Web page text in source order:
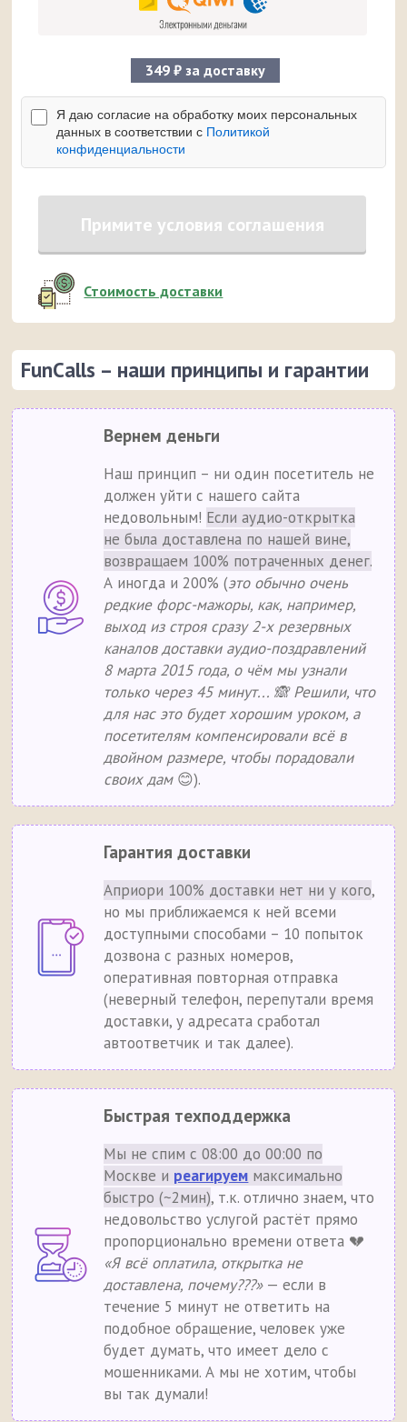
349 ₽ за доставку
Я даю согласие на обработку моих персональных
данных в соответствии с Политикой
конфиденциальности
Примите условия соглашения
Стоимость доставки
FunCalls – наши принципы и гарантии
Вернем деньги
Наш принцип – ни один посетитель не
должен уйти с нашего сайта
недовольным! Если аудио-открытка
не была доставлена по нашей вине,
возвращаем 100% потраченных денег.
А иногда и 200% (это обычно очень
редкие форс-мажоры, как, например,
выход из строя сразу 2-х резервных
каналов доставки аудио-поздравлений
8 марта 2015 года, о чём мы узнали
только через 45 минут... 🙈 Решили, что
для нас это будет хорошим уроком, а
посетителям компенсировали всё в
двойном размере, чтобы порадовали
своих дам😊).
Гарантия доставки
Априори 100% доставки нет ни у кого,
но мы приближаемся к ней всеми
доступными способами – 10 попыток
дозвона с разных номеров,
оперативная повторная отправка
(неверный телефон, перепутали время
доставки, у адресата сработал
автоответчик и так далее).
Быстрая техподдержка
Мы не спим с 08:00 до 00:00 по
Москве и реагируем максимально
быстро (~2мин), т.к. отлично знаем, что
недовольство услугой растёт прямо
пропорционально времени ответа 💔
«Я всё оплатила, открытка не
доставлена, почему???»— если в
течение 5 минут не ответить на
подобное обращение, человек уже
будет думать, что имеет дело с
мошенниками. А мы не хотим, чтобы
вы так думали!